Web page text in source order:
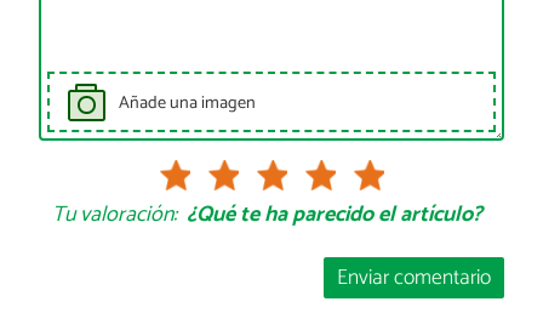
Añade una imagen
Tu valoración: ¿Qué te ha parecido el artículo?
Enviar comentario